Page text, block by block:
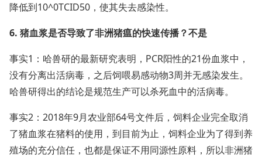
降低到10^0TCID50，使其失去感染性。
6. 猪血浆是否导致了非洲猪瘟的快速传播？不是
事实1：哈兽研的最新研究表明，PCR阳性的21份血浆中，
没有分离出活病毒，之后饲喂易感动物3周并无感染发生。
哈兽研得出的结论是规范生产可以杀死血中的活病毒。
事实2：2018年9月农业部64号文件后，饲料企业完全取消
了猪血浆在猪料的使用，到目前为止，饲料企业为了得到养
殖场的充分信任，也都是保证不用同源性原料，所以非洲猪